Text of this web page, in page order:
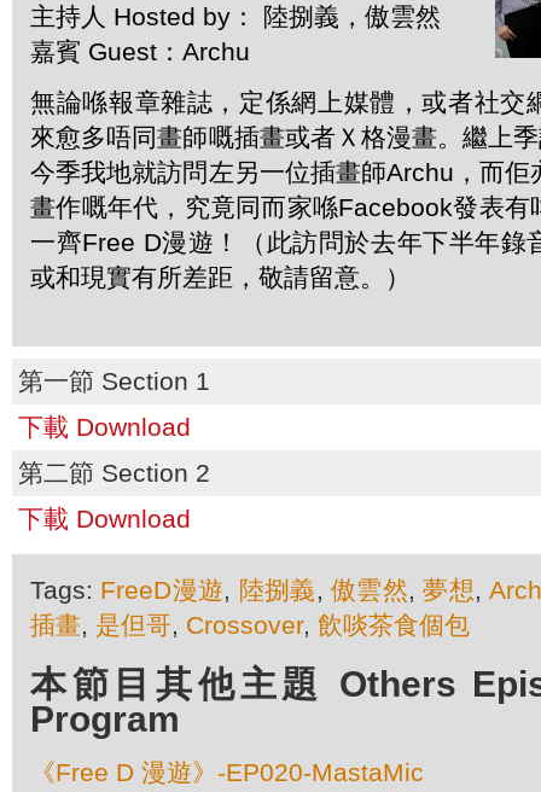
主持人 Hosted by： 陸捌義，傲雲然
嘉賓 Guest：Archu
無論喺報章雜誌，定係網上媒體，或者社交
來愈多唔同畫師嘅插畫或者Ｘ格漫畫。繼上
今季我地就訪問左另一位插畫師Archu，而
畫作嘅年代，究竟同而家喺Facebook發表有
一齊Free D漫遊！（此訪問於去年下半年錄
或和現實有所差距，敬請留意。）
第一節 Section 1
下載 Download
第二節 Section 2
下載 Download
Tags: FreeD漫遊, 陸捌義,傲雲然,夢想,
插畫, 是但哥, Crossover, 飲啖茶食個包
本節目其他主題 Others
Program
《Free D 漫遊》-EP020-MastaMic